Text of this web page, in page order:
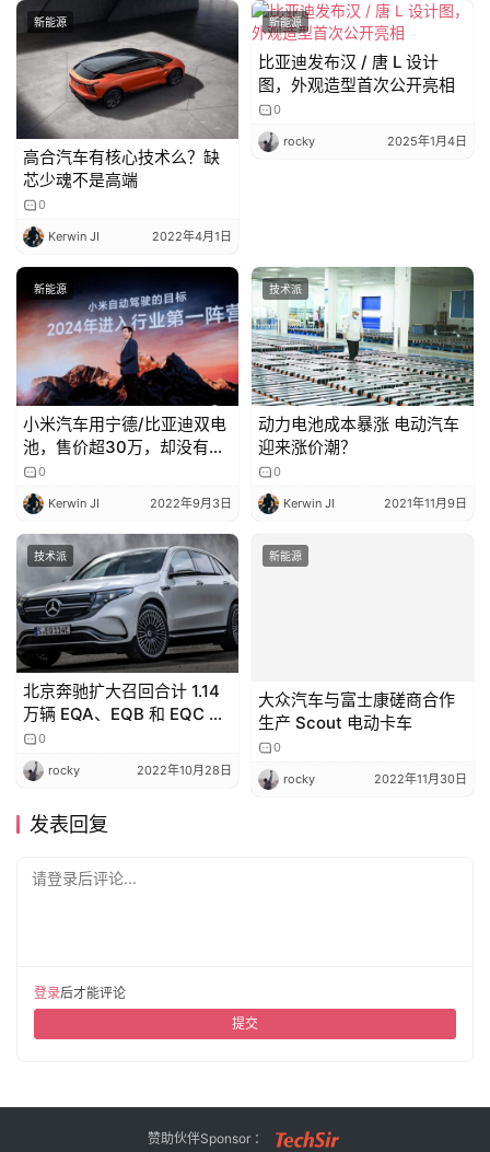
新能源
高合汽车有核心技术么？缺
芯少魂不是高端
0
Kerwin JI 2022年4月1日
新能源
比亚迪发布汉 / 唐 L 设计
图，外观造型首次公开亮相
0
rocky 2025年1月4日
新能源
小米汽车用宁德/比亚迪双电
池，售价超30万，却没有生
产资质
0
Kerwin JI 2022年9月3日
技术派
动力电池成本暴涨 电动汽车
迎来涨价潮？
0
Kerwin JI 2021年11月9日
技术派
北京奔驰扩大召回合计 1.14
万辆 EQA、EQB 和 EQC 电
动汽车：将更换电动驱动模
块总成
0
rocky 2022年10月28日
新能源
大众汽车与富士康磋商合作
生产 Scout 电动卡车
2022年11月30日
发表回复
请登录后评论...
登录 后才能评论
提交
赞助伙伴Sponsor ：